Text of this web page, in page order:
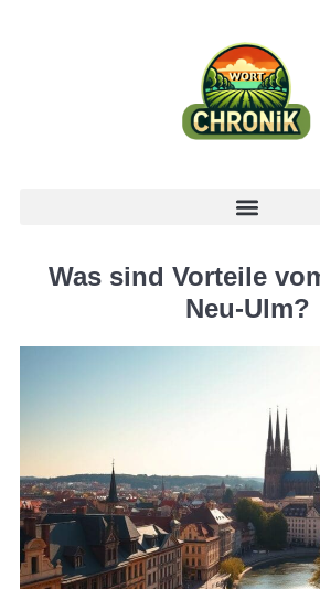
Was sind Vorteile
Neu-Ulm?